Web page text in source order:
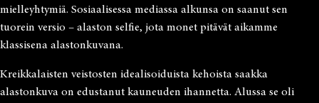
mielleyhtymiä. Sosiaalisessa mediassa alkunsa on saanut sen
tuorein versio – alaston selfie, jota monet pitävät aikamme
klassisena alastonkuvana.
Kreikkalaisten veistosten idealisoiduista kehoista saakka
alastonkuva on edustanut kauneuden ihannetta. Alussa se oli